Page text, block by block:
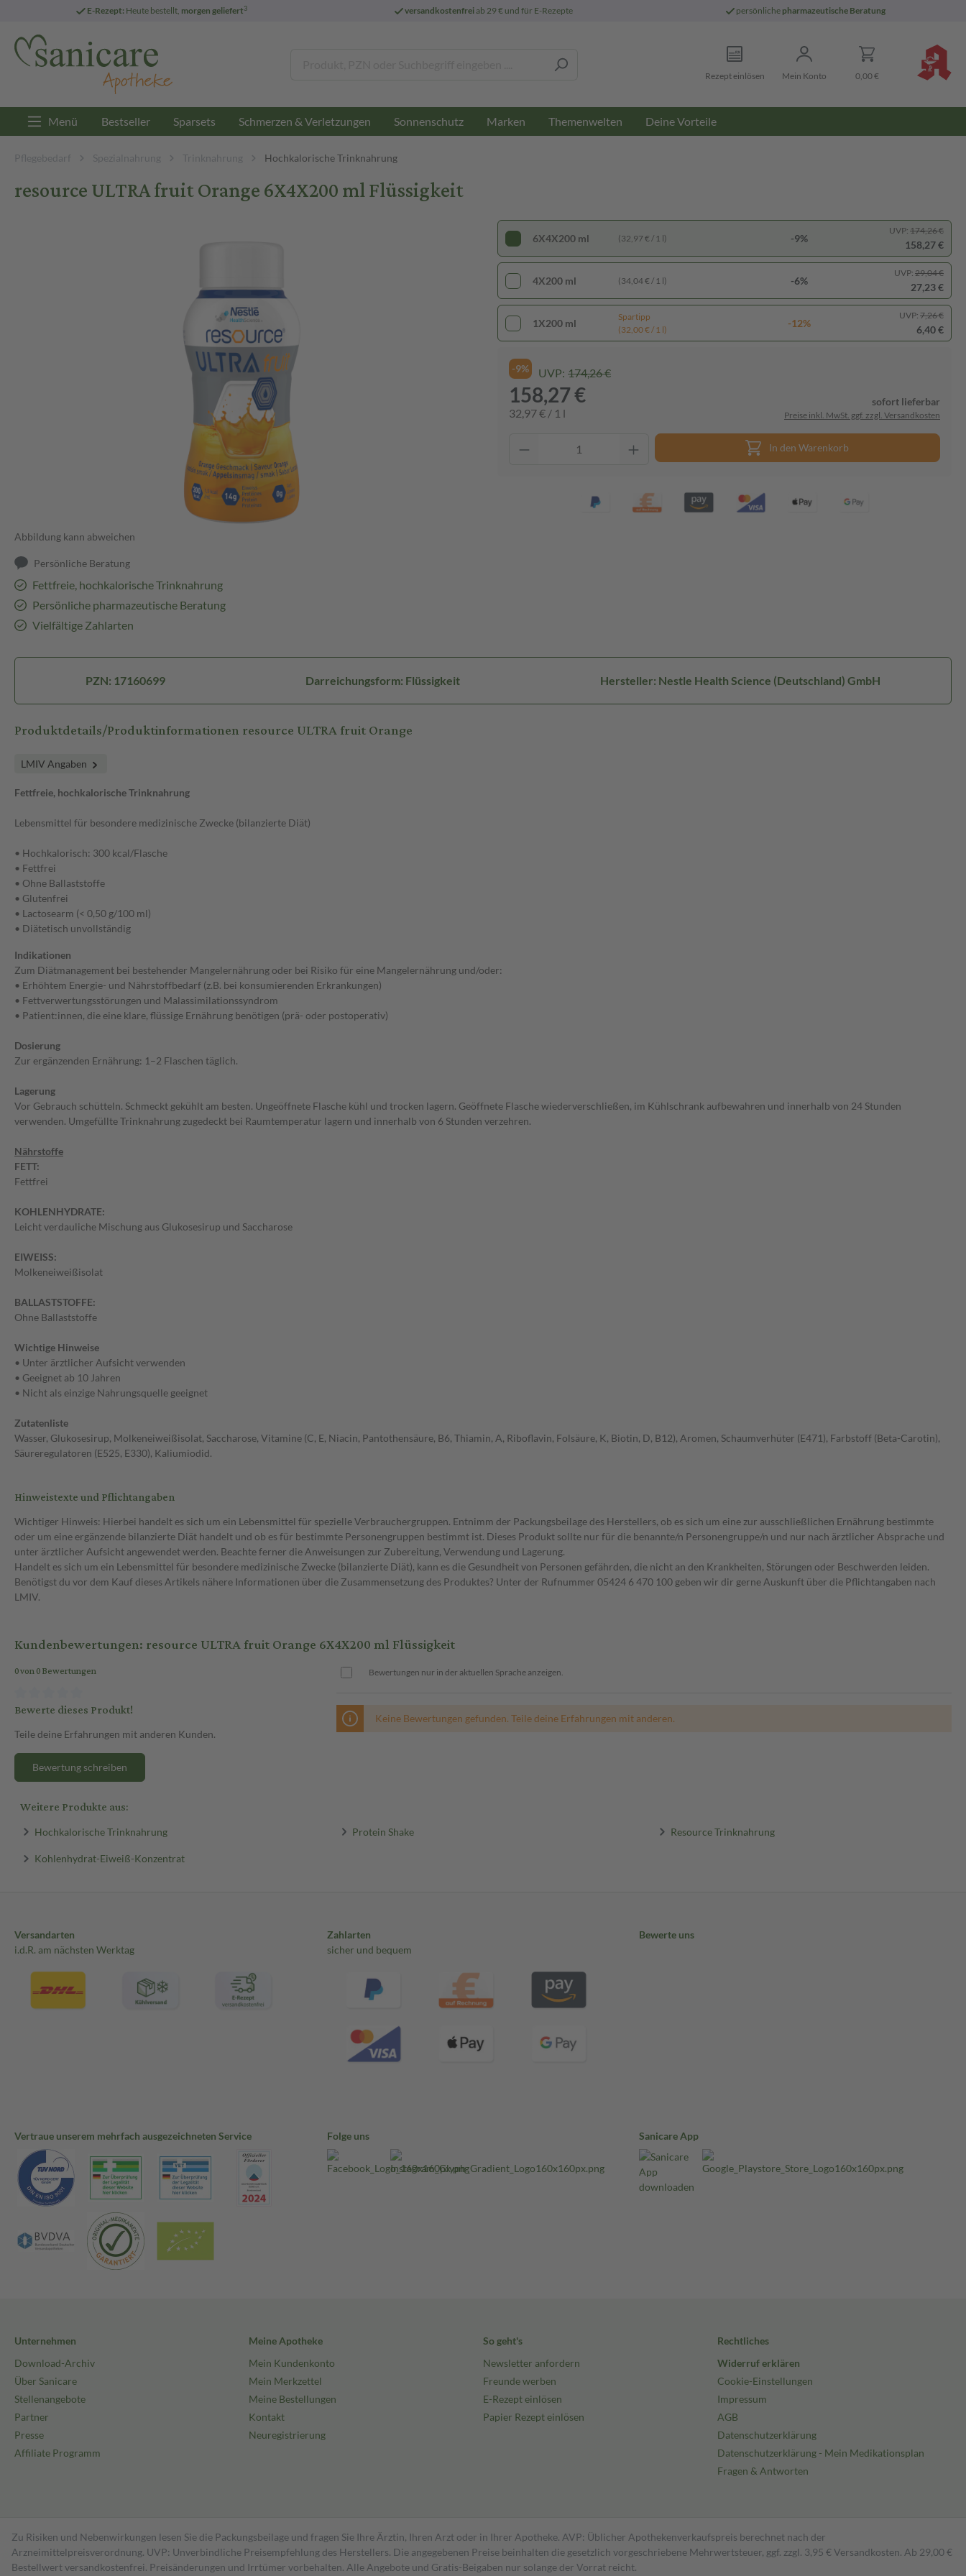
E-Rezept: Heute bestellt, morgen geliefert3 versandkostenfreiab 29 € und für E-Rezepte persönliche pharmazeutische Beratung
Rezept einlösen Mein Konto 0,00 €
Menü Bestseller Sparsets Schmerzen & Verletzungen Sonnenschutz Marken Themenwelten Deine Vorteile
Pflegebedarf Spezialnahrung Trinknahrung Hochkalorische Trinknahrung
resource ULTRA fruit Orange 6X4X200 ml Flüssigkeit
Abbildung kann abweichen
Persönliche Beratung
Fettfreie, hochkalorische Trinknahrung
Persönliche pharmazeutische Beratung
Vielfältige Zahlarten
6X4X200 ml (32,97 € / 1 l) -9%
UVP: 174,26 €
158,27 €
4X200 ml (34,04 € / 1 l) -6%
UVP: 29,04 €
27,23 €
1X200 ml
Spartipp
(32,00 € / 1 l)
-12%
UVP: 7,26 €
6,40 €
-9% UVP: 174,26 €
158,27 €
32,97 € / 1 l
sofort lieferbar
Preise inkl. MwSt. ggf. zzgl. Versandkosten
In den Warenkorb
PZN: 17160699 Darreichungsform: Flüssigkeit Hersteller: Nestle Health Science (Deutschland) GmbH
Produktdetails/Produktinformationen resource ULTRA fruit Orange
LMIV Angaben
Fettfreie, hochkalorische Trinknahrung
Lebensmittel für besondere medizinische Zwecke (bilanzierte Diät)
• Hochkalorisch: 300 kcal/Flasche
• Fettfrei
• Ohne Ballaststoffe
• Glutenfrei
• Lactosearm (< 0,50 g/100 ml)
• Diätetisch unvollständig
Indikationen
Zum Diätmanagement bei bestehender Mangelernährung oder bei Risiko für eine Mangelernährung und/oder:
• Erhöhtem Energie- und Nährstoffbedarf (z.B. bei konsumierenden Erkrankungen)
• Fettverwertungsstörungen und Malassimilationssyndrom
• Patient:innen, die eine klare, flüssige Ernährung benötigen (prä- oder postoperativ)
Dosierung
Zur ergänzenden Ernährung: 1–2 Flaschen täglich.
Lagerung
Vor Gebrauch schütteln. Schmeckt gekühlt am besten. Ungeöffnete Flasche kühl und trocken lagern. Geöffnete Flasche wiederverschließen, im Kühlschrank aufbewahren und innerhalb von 24 Stunden
verwenden. Umgefüllte Trinknahrung zugedeckt bei Raumtemperatur lagern und innerhalb von 6 Stunden verzehren.
Nährstoffe
FETT:
Fettfrei
KOHLENHYDRATE:
Leicht verdauliche Mischung aus Glukosesirup und Saccharose
EIWEISS:
Molkeneiweißisolat
BALLASTSTOFFE:
Ohne Ballaststoffe
Wichtige Hinweise
• Unter ärztlicher Aufsicht verwenden
• Geeignet ab 10 Jahren
• Nicht als einzige Nahrungsquelle geeignet
Zutatenliste
Wasser, Glukosesirup, Molkeneiweißisolat, Saccharose, Vitamine (C, E, Niacin, Pantothensäure, B6, Thiamin, A, Riboflavin, Folsäure, K, Biotin, D, B12), Aromen, Schaumverhüter (E471), Farbstoff (Beta-Carotin),
Säureregulatoren (E525, E330), Kaliumiodid.
Hinweistexte und Pflichtangaben
Wichtiger Hinweis: Hierbei handelt es sich um ein Lebensmittel für spezielle Verbrauchergruppen. Entnimm der Packungsbeilage des Herstellers, ob es sich um eine zur ausschließlichen Ernährung bestimmte
oder um eine ergänzende bilanzierte Diät handelt und ob es für bestimmte Personengruppen bestimmt ist. Dieses Produkt sollte nur für die benannte/n Personengruppe/n und nur nach ärztlicher Absprache und
unter ärztlicher Aufsicht angewendet werden. Beachte ferner die Anweisungen zur Zubereitung, Verwendung und Lagerung.
Handelt es sich um ein Lebensmittel für besondere medizinische Zwecke (bilanzierte Diät), kann es die Gesundheit von Personen gefährden, die nicht an den Krankheiten, Störungen oder Beschwerden leiden.
Benötigst du vor dem Kauf dieses Artikels nähere Informationen über die Zusammensetzung des Produktes? Unter der Rufnummer 05424 6 470 100 geben wir dir gerne Auskunft über die Pflichtangaben nach
LMIV.
Kundenbewertungen: resource ULTRA fruit Orange 6X4X200 ml Flüssigkeit
0 von 0 Bewertungen
Bewerte dieses Produkt!
Teile deine Erfahrungen mit anderen Kunden.
Bewertung schreiben
Bewertungen nur in der aktuellen Sprache anzeigen.
Keine Bewertungen gefunden. Teile deine Erfahrungen mit anderen.
Weitere Produkte aus:
Hochkalorische Trinknahrung Protein Shake Resource Trinknahrung
Kohlenhydrat-Eiweiß-Konzentrat
Versandarten
i.d.R. am nächsten Werktag
Zahlarten
sicher und bequem
Bewerte uns
Vertraue unserem mehrfach ausgezeichneten Service Folge uns Sanicare App
Unternehmen
Download-Archiv
Über Sanicare
Stellenangebote
Partner
Presse
Affiliate Programm
Meine Apotheke
Mein Kundenkonto
Mein Merkzettel
Meine Bestellungen
Kontakt
Neuregistrierung
So geht's
Newsletter anfordern
Freunde werben
E-Rezept einlösen
Papier Rezept einlösen
Rechtliches
Widerruf erklären
Cookie-Einstellungen
Impressum
AGB
Datenschutzerklärung
Datenschutzerklärung - Mein Medikationsplan
Fragen & Antworten
Zu Risiken und Nebenwirkungen lesen Sie die Packungsbeilage und fragen Sie Ihre Ärztin, Ihren Arzt oder in Ihrer Apotheke. AVP: Üblicher Apothekenverkaufspreis berechnet nach der
Arzneimittelpreisverordnung. UVP: Unverbindliche Preisempfehlung des Herstellers. Die angegebenen Preise beinhalten die gesetzlich vorgeschriebene Mehrwertsteuer, ggf. zzgl. 3,95 € Versandkosten. Ab 29,00 €
Bestell­wert versand­kosten­frei. Preisänderungen und Irrtümer vorbehalten. Alle Angebote und Gratis-Beigaben nur solange der Vorrat reicht.